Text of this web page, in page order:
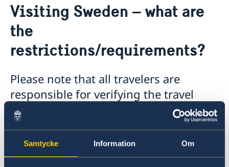
Samtycke Information Om
About us
Current
Data protection policy for Swedish missions abroad
Visiting Sweden – what are
the
restrictions/requirements?
Please note that all travelers are
responsible for verifying the travel
restrictions in place before departure.
More information regarding entering Sweden
from Canada can be found on
the Swedish Police Authority’s website